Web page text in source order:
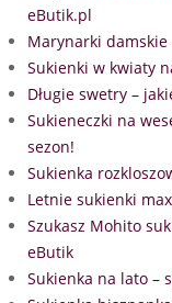
eButik.pl
Marynarki
Sukienki w kwiaty
Długie swetry –
Sukieneczki na
sezon!
Sukienka
Letnie sukienki
Szukasz Mohito
eButik
Sukienka na lato –